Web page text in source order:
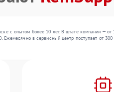
с опытом более 10 лет. В штате компании —
в сервисный центр поступает от